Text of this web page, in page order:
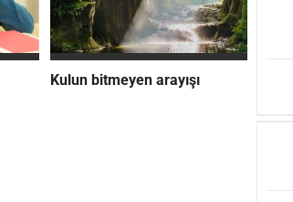
Kulun bitmeyen arayışı